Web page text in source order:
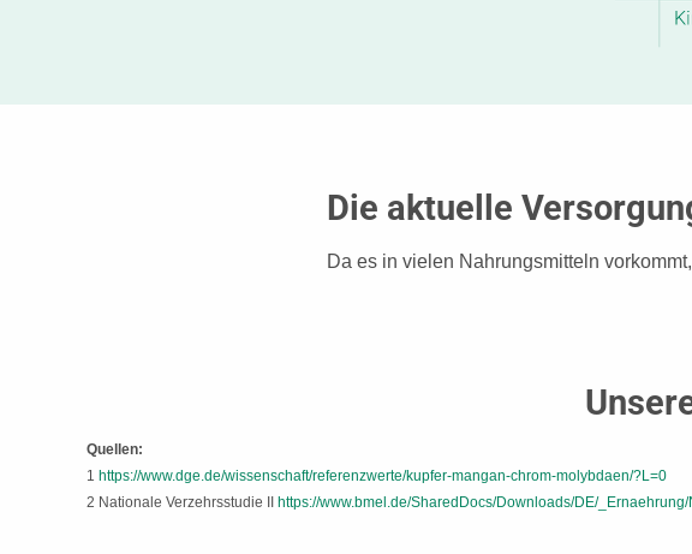
Die aktuelle
Da es in vielen Nahrungsmitteln
Quellen:
1 https://www.dge.de/wissenschaft/referenzwerte/kupfer-mangan-chrom-molybdaen/?L=0
2 Nationale Verzehrsstudie II https://www.bmel.de/SharedDocs/Downloads/DE/